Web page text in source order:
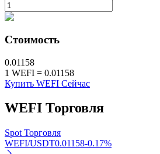
Узнайте о пассивном доходе
Bitrue
AI
Стоимость
0.01158
1 WEFI = 0.01158
Купить WEFI Сейчас
WEFI Торговля
Spot Торговля
WEFI/USDT0.01158-0.17%